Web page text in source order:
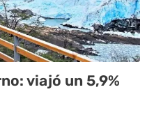
viajó un 5,9%